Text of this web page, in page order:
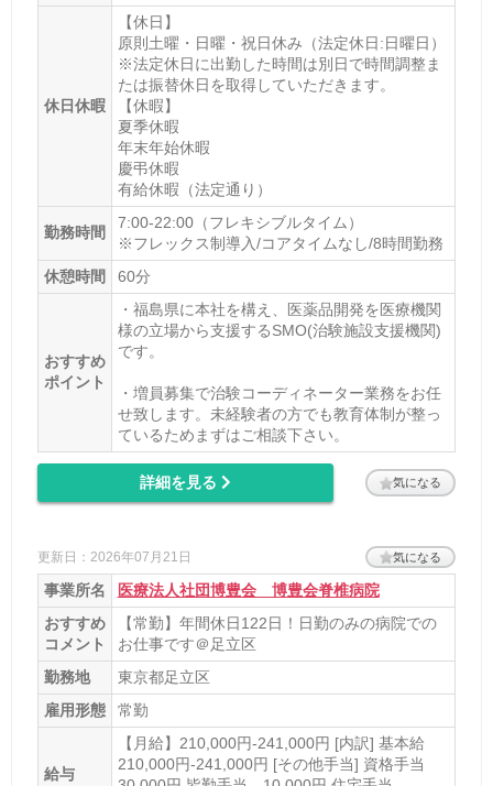
休日休暇
【休日】
原則土曜・日曜・祝日休み（法定休日:日曜日）
※法定休日に出勤した時間は別日で時間調整ま
たは振替休日を取得していただきます。
【休暇】
夏季休暇
年末年始休暇
慶弔休暇
有給休暇（法定通り）
勤務時間
7:00-22:00（フレキシブルタイム）
※フレックス制導入/コアタイムなし/8時間勤務
休憩時間
60分
おすすめ
ポイント
・福島県に本社を構え、医薬品開発を医療機関
様の立場から支援するSMO(治験施設支援機関)
です。
・増員募集で治験コーディネーター業務をお任
せ致します。未経験者の方でも教育体制が整っ
ているためまずはご相談下さい。
詳細を見る 気になる
更新日：2026年07月21日 気になる
事業所名
医療法人社団博豊会 博豊会脊椎病院
おすすめ
コメント
【常勤】年間休日122日！日勤のみの病院での
お仕事です＠足立区
勤務地
東京都足立区
雇用形態
常勤
給与
【月給】210,000円-241,000円 [内訳] 基本給
210,000円-241,000円 [その他手当] 資格手当